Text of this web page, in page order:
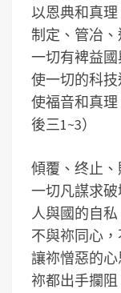
以恩典和真理
制定、管冶
一切有裨益
使一切的科
使福音和真
後三1~3）
傾覆、终止、
一切凡謀求
人與國的自
不與祢同心，
讓祢憎惡的
祢都出手攔阻